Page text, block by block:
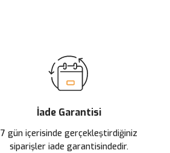
İade Garantisi
7 gün içerisinde gerçekleştirdiğiniz
siparişler iade garantisindedir.